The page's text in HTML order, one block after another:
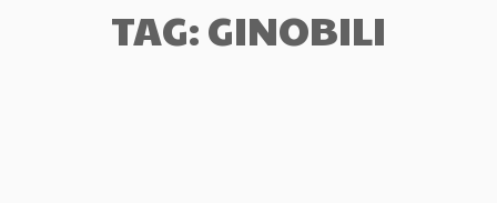
TAG: GINOBILI